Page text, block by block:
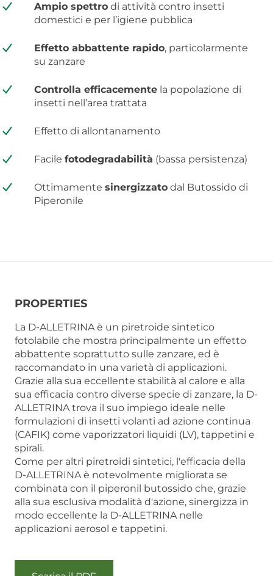
Ampio spettro di attività contro insetti
domestici e per l’igiene pubblica
Effetto abbattente rapido, particolarmente
su zanzare
Controlla efficacemente la popolazione di
insetti nell’area trattata
Effetto di allontanamento
Facile fotodegradabilità (bassa persistenza)
Ottimamente sinergizzato dal Butossido di
Piperonile
PROPERTIES
La D-ALLETRINA è un piretroide sintetico
fotolabile che mostra principalmente un effetto
abbattente soprattutto sulle zanzare, ed è
raccomandato in una varietà di applicazioni.
Grazie alla sua eccellente stabilità al calore e alla
sua efficacia contro diverse specie di zanzare, la D-
ALLETRINA trova il suo impiego ideale nelle
formulazioni di insetti volanti ad azione continua
(CAFIK) come vaporizzatori liquidi (LV), tappetini e
spirali.
Come per altri piretroidi sintetici, l'efficacia della
D-ALLETRINA è notevolmente migliorata se
combinata con il piperonil butossido che, grazie
alla sua esclusiva modalità d'azione, sinergizza in
modo eccellente la D-ALLETRINA nelle
applicazioni aerosol e tappetini.